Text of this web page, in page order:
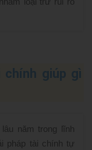
chính giúp gì
năm trong lĩnh
pháp tài chính tự